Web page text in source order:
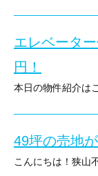
○土地面積：185.62
○用途地域：第一
○設備：公営水道
コンビニ、ドラッ
また、最寄りの武
市外まで通勤・通
室内も丁寧にお使
便利な住環境なが
当社では新築戸建
売地から設計士や
理想のマイホーム
ご興味をお持ちの
こちらは豊富な収
上がってすぐには
エレベータ
円！
49坪の売地
こんにちは！狭山